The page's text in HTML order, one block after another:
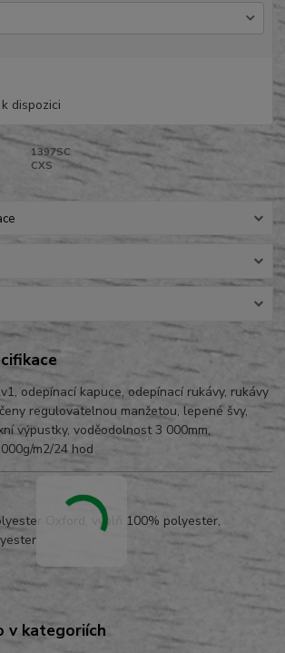
dispozici
1397SC
CXS
odepínací kapuce, odepínací rukávy, rukávy
regulovatelnou manžetou, lepené švy,
výpustky, voděodolnost 3 000mm,
m2/24 hod
Oxford, výplň 100% polyester,
v kategoriích